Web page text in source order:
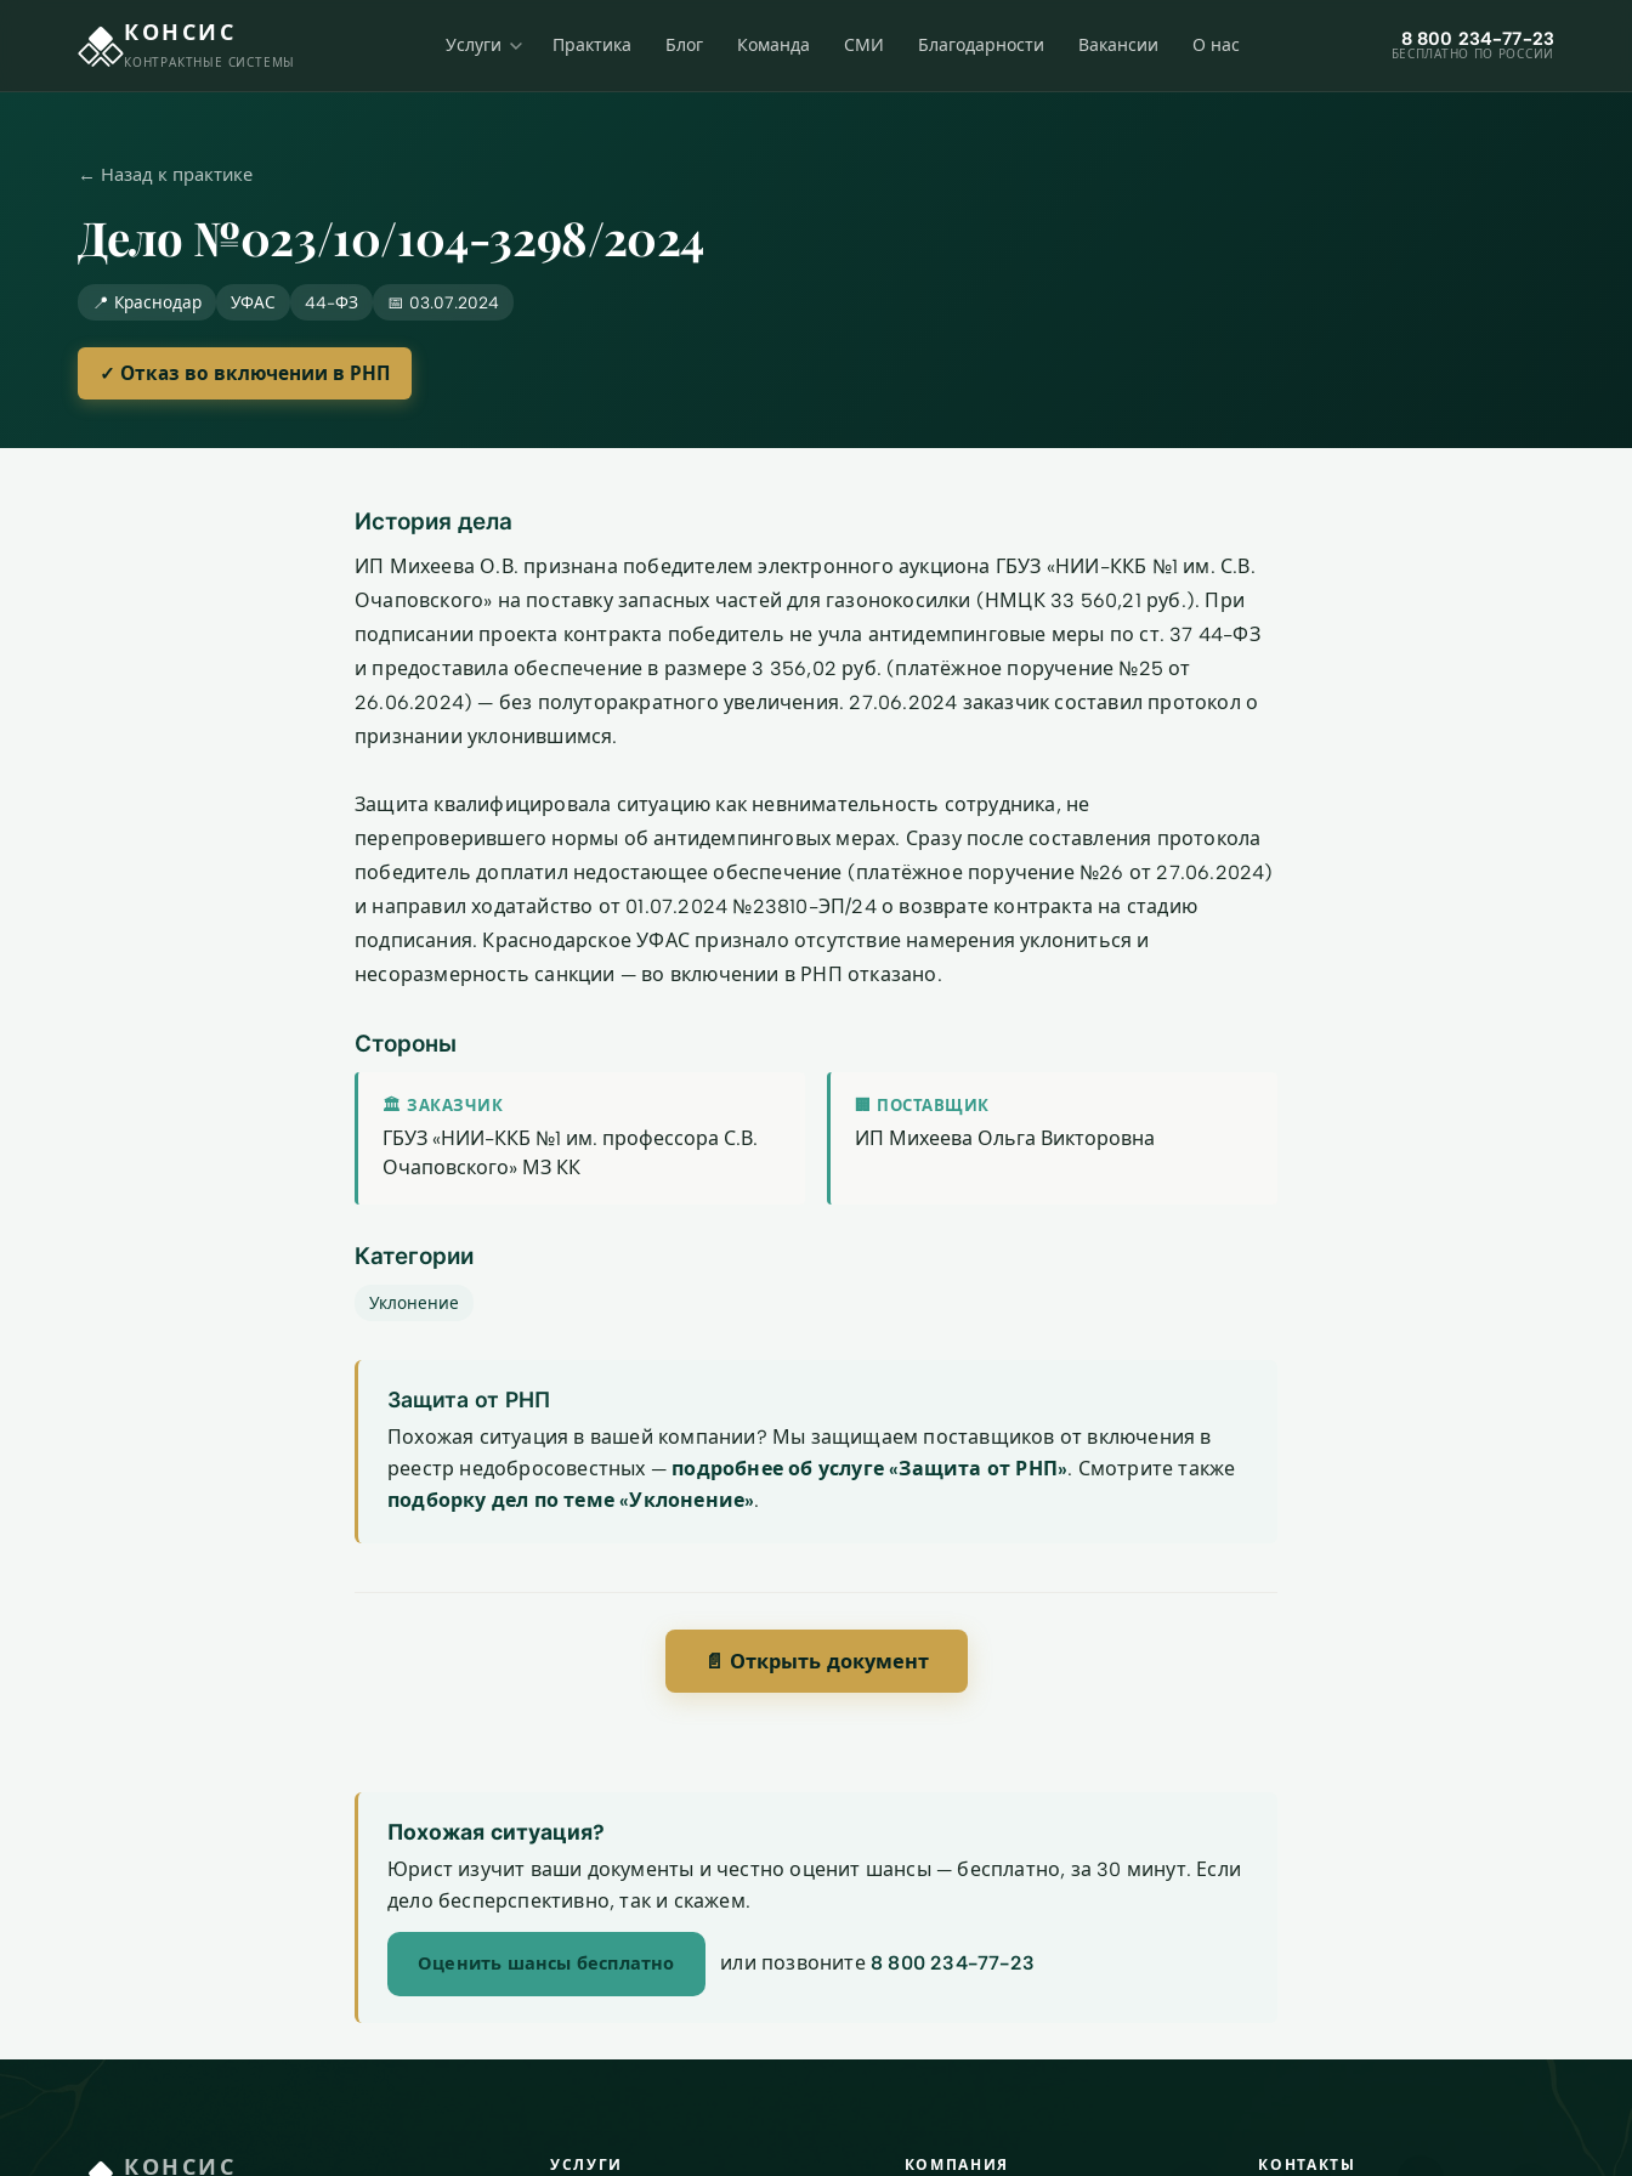
КОНСИС
КОНТРАКТНЫЕ СИСТЕМЫ
Услуги Практика Блог Команда СМИ Благодарности Вакансии О нас 8 800 234-77-23
БЕСПЛАТНО ПО РОССИИ
← Назад к практике
Дело №023/10/104-3298/2024
📍 Краснодар УФАС 44-ФЗ 📅 03.07.2024
✓ Отказ во включении в РНП
История дела
ИП Михеева О.В. признана победителем электронного аукциона ГБУЗ «НИИ-ККБ №1 им. С.В.
Очаповского» на поставку запасных частей для газонокосилки (НМЦК 33 560,21 руб.). При
подписании проекта контракта победитель не учла антидемпинговые меры по ст. 37 44-ФЗ
и предоставила обеспечение в размере 3 356,02 руб. (платёжное поручение №25 от
26.06.2024) — без полуторакратного увеличения. 27.06.2024 заказчик составил протокол о
признании уклонившимся.
Защита квалифицировала ситуацию как невнимательность сотрудника, не
перепроверившего нормы об антидемпинговых мерах. Сразу после составления протокола
победитель доплатил недостающее обеспечение (платёжное поручение №26 от 27.06.2024)
и направил ходатайство от 01.07.2024 №23810-ЭП/24 о возврате контракта на стадию
подписания. Краснодарское УФАС признало отсутствие намерения уклониться и
несоразмерность санкции — во включении в РНП отказано.
Стороны
🏛 ЗАКАЗЧИК
ГБУЗ «НИИ-ККБ №1 им. профессора С.В.
Очаповского» МЗ КК
🏢 ПОСТАВЩИК
ИП Михеева Ольга Викторовна
Категории
Уклонение
Защита от РНП
Похожая ситуация в вашей компании? Мы защищаем поставщиков от включения в
реестр недобросовестных — подробнее об услуге «Защита от РНП». Смотрите также
подборку дел по теме «Уклонение».
📄 Открыть документ
Похожая ситуация?
Юрист изучит ваши документы и честно оценит шансы — бесплатно, за 30 минут. Если
дело бесперспективно, так и скажем.
Оценить шансы бесплатно или позвоните8 800 234-77-23
КОНСИС УСЛУГИ КОМПАНИЯ КОНТАКТЫ